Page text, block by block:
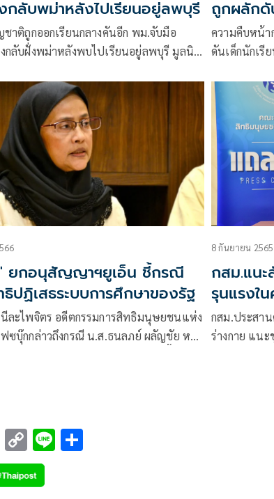
กลับพม่าหลังไปเรียนอยู่ลพบุรี
ชาติถูกออกเรียนกลางคันอีก พม.จับมือ
กลับฝั่งพม่าหลังพบไปเรียนอยู่ลพบุรี มูลนิธิ
สพติด
ถูกผลัก
ความคืบหน้า
ดันเด็กนักเรี
พม่า ท่ามกล
เนื่องจากเด็
คุ้มครองเด็ก
ยกอนุสัญญาฯยูเอ็น ชี้กรณี
ปฏิเสธระบบการศึกษาของรัฐ
ละไพจิตร อดีตกรรมการสิทธิมนุษยชนแห่ง
ซบุ๊กกล่าวถึงกรณี น.ส.ธนลภย์ ผลัญชัย หรือ
8 กันยายน 2565
กสม.แน
รุนแรงใ
กสม.ประสา
ร่างกาย แน
T
wi
tt
C
o
p
Li